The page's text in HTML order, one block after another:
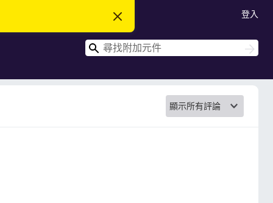
忽
此
通
知
登入
搜
搜
尋